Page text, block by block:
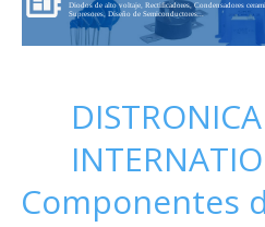
Diodos de alto voltaje, Rectificadores, Condensadores
Supresores, Diseño de Semiconductores...
DISTRONICA
Componentes